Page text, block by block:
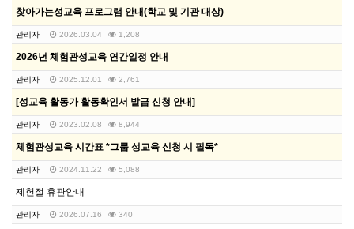
찾아가는성교육 프로그램 안내(학교 및 기관 대상)
관리자 2026.03.04 1,208
2026년 체험관성교육 연간일정 안내
관리자 2025.12.01 2,761
[성교육 활동가 활동확인서 발급 신청 안내]
관리자 2023.02.08 8,944
체험관성교육 시간표 *그룹 성교육 신청 시 필독*
관리자 2024.11.22 5,088
제헌절 휴관안내
관리자 2026.07.16 340